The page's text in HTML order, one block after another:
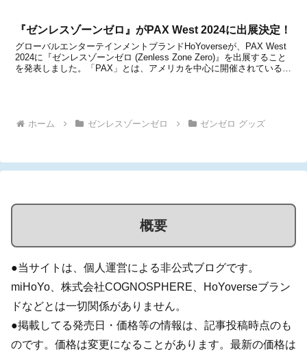
『ゼンレスゾーンゼロ』がPAX West 2024に出展決定！
グローバルエンターテインメントブランドHoYoverseが、PAX West
2024に『ゼンレスゾーンゼロ (Zenless Zone Zero)』を出展すること
を発表しました。「PAX」とは、アメリカを中心に開催されているゲ
ホーム ゼンレスゾーンゼロ ゼンゼロ グッズ
概要
●当サイトは、個人運営による非公式ブログです。
miHoYo、株式会社COGNOSPHERE、HoYoverseブラン
ドなどとは一切関係がありません。
●掲載してる発売日・価格等の情報は、記事投稿時点のも
のです。価格は変更になることがあります。最新の価格は